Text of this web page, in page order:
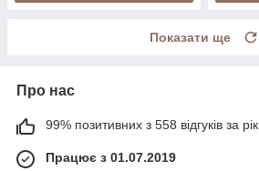
Показати ще
Про нас
99% позитивних з 558 відгуків за рік
Працює з 01.07.2019